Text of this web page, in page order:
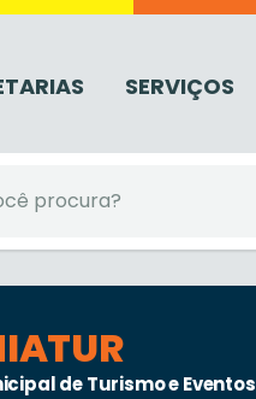
SERVIÇOS
de Turismo e Eventos